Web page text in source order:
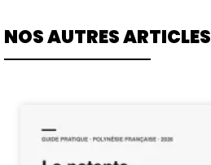
NOS AUTRES ARTICLES